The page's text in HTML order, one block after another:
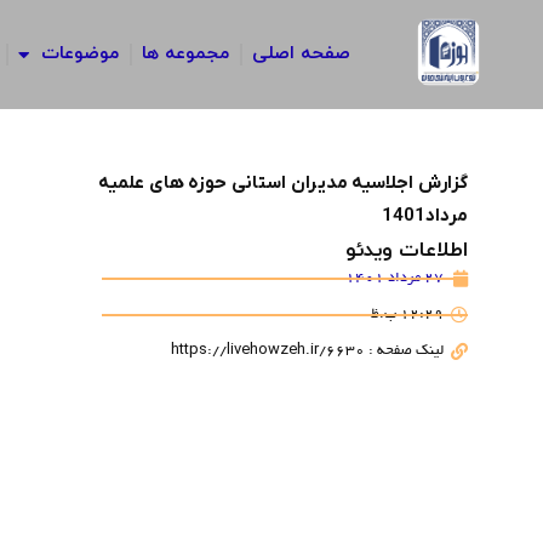
صفحه اصلی مجموعه ها موضوعات
گزارش اجلاسیه مدیران استانی حوزه های علمیه
مرداد1401
اطلاعات ویدئو
27 مرداد 1401
12:29 ب.ظ
لینک صفحه : https://livehowzeh.ir/6630